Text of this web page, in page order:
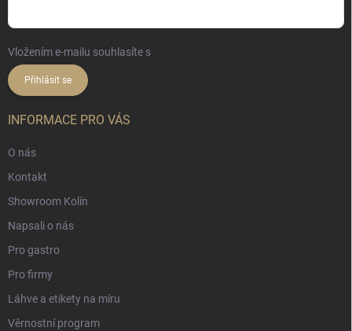
Vložením e-mailu souhlasíte s
Přihlásit se
INFORMACE PRO VÁS
O nás
Kontakt
Showroom Kolín
Napsali o nás
Pro gastro
Pro firmy
Láhve a etikety na míru
Věrnostní program